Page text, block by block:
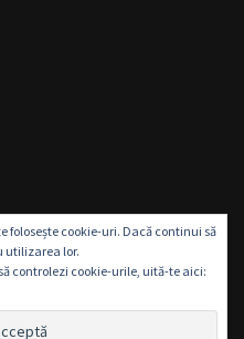
folosește cookie-uri. Dacă continui să
utilizarea lor.
controlezi cookie-urile, uită-te aici: